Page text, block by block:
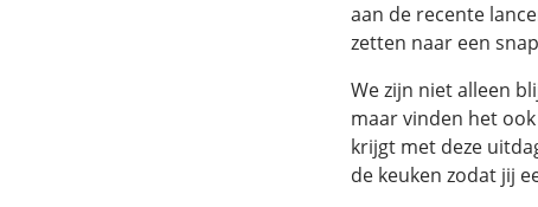
aan de recente
zetten naar een
We zijn niet alleen
maar vinden het
krijgt met deze
de keuken zodat jij